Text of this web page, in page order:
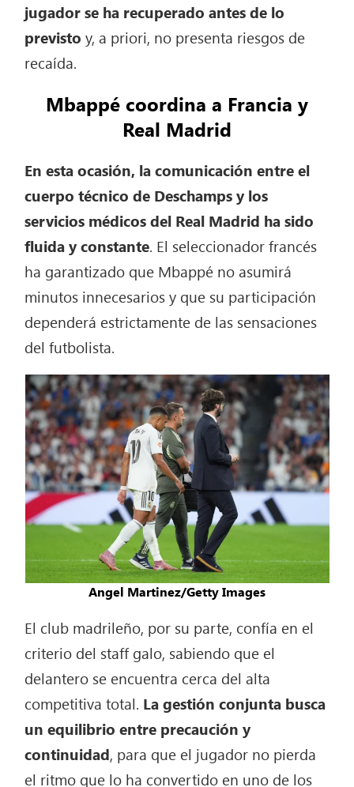
jugador se ha recuperado antes de lo
previsto y, a priori, no presenta riesgos de
recaída.
Mbappé coordina a Francia y
Real Madrid
En esta ocasión, la comunicación entre el
cuerpo técnico de Deschamps y los
servicios médicos del Real Madrid ha sido
fluida y constante. El seleccionador francés
ha garantizado que Mbappé no asumirá
minutos innecesarios y que su participación
dependerá estrictamente de las sensaciones
del futbolista.
Angel Martinez/Getty Images
El club madrileño, por su parte, confía en el
criterio del staff galo, sabiendo que el
delantero se encuentra cerca del alta
competitiva total. La gestión conjunta busca
un equilibrio entre precaución y
continuidad, para que el jugador no pierda
el ritmo que lo ha convertido en uno de los